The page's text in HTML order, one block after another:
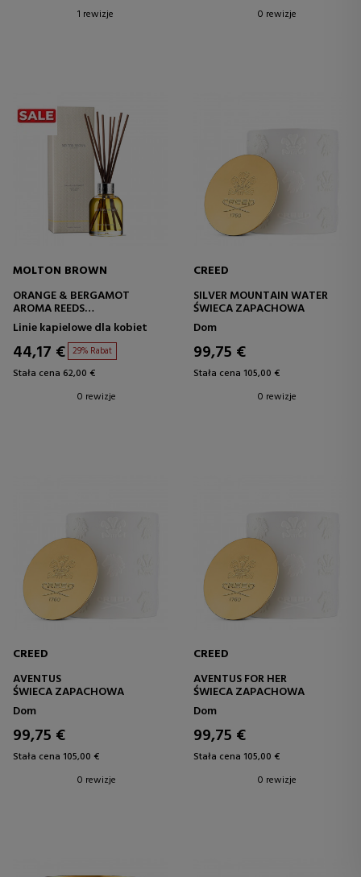
1 rewizje
0 rewizje
MOLTON BROWN
ORANGE & BERGAMOT
AROMA REEDS
DYFUZOR DOMOWY
Linie kapielowe dla kobiet
44,17 € 29% Rabat
Stała cena 62,00 €
0 rewizje
CREED
SILVER MOUNTAIN WATER
ŚWIECA ZAPACHOWA
Dom
99,75 €
Stała cena 105,00 €
0 rewizje
CREED
AVENTUS
ŚWIECA ZAPACHOWA
Dom
99,75 €
Stała cena 105,00 €
0 rewizje
CREED
AVENTUS FOR HER
ŚWIECA ZAPACHOWA
Dom
99,75 €
Stała cena 105,00 €
0 rewizje